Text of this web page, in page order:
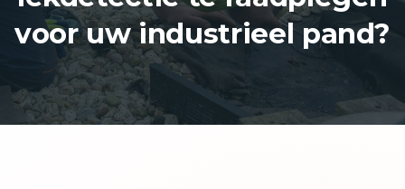
voor uw industrieel pand?